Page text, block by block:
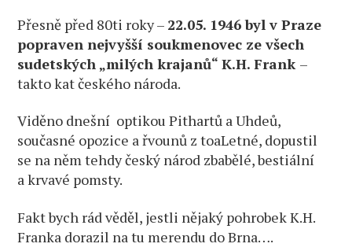
Přesně před 80ti roky – 22.05. 1946 byl v Praze
popraven nejvyšší soukmenovec ze všech
sudetských „milých krajanů“ K.H. Frank –
takto kat českého národa.
Viděno dnešní optikou Pithartů a Uhdeů,
současné opozice a řvounů z toaLetné, dopustil
se na něm tehdy český národ zbabělé, bestiální
a krvavé pomsty.
Fakt bych rád věděl, jestli nějaký pohrobek K.H.
Franka dorazil na tu merendu do Brna….